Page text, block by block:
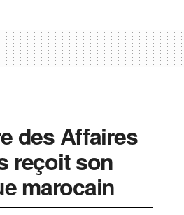
des Affaires
reçoit son
marocain